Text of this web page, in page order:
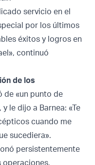
servicio en el
por los últimos
éxitos y logros en
continuó
de los
de «un punto de
le dijo a Barnea: «Te
cuando me
sucediera».
persistentemente
operaciones,